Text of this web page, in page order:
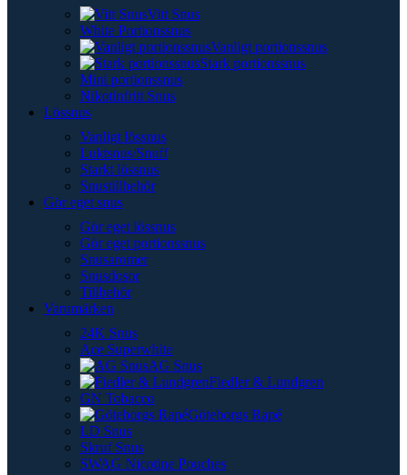
Vitt Snus
White Portionssnus
Vanligt portionssnus
Stark portionssnus
Mini portionssnus
Nikotinfritt Snus
Lössnus
Vanligt lössnus
Luktsnus/Snuff
Starkt lössnus
Snustillbehör
Gör eget snus
Gör eget lössnus
Gör eget portionssnus
Snusaromer
Snusdosor
Tillbehör
Varumärken
24K Snus
Ace Superwhite
AG Snus
Fiedler & Lundgren
GN Tobacco
Göteborgs Rapé
LD Snus
Skruf Snus
SWAG Nicotine Pouches